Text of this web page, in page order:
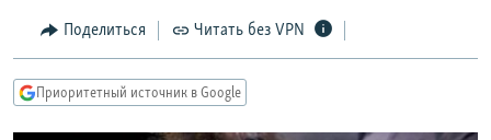
Вернутся
КУЛЬТУРА
КАВКАЗ.РЕАЛИИ
Поделиться Читать без VPN
Приоритетный источник в Google